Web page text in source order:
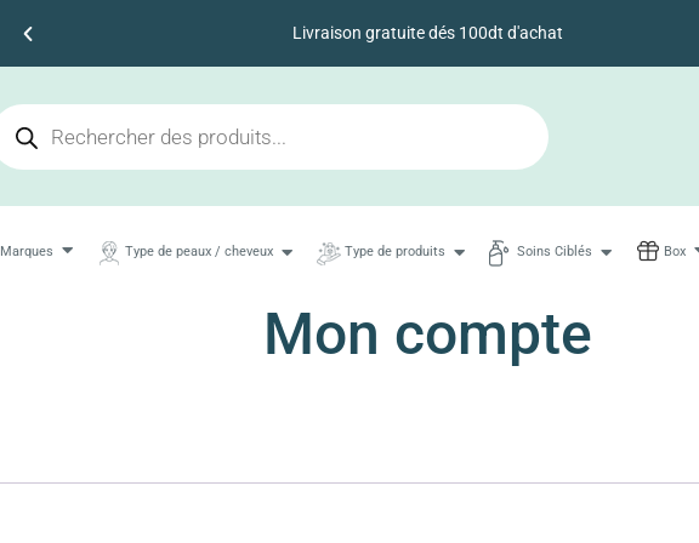
Livraison gratuite dés 100dt d'achat
Marques Type de peaux / cheveux Type de produits Soins Ciblés Box
Mon compte